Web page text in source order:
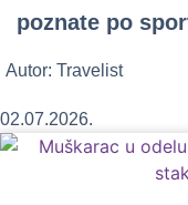
poznate po
Autor: Travelist
02.07.2026.